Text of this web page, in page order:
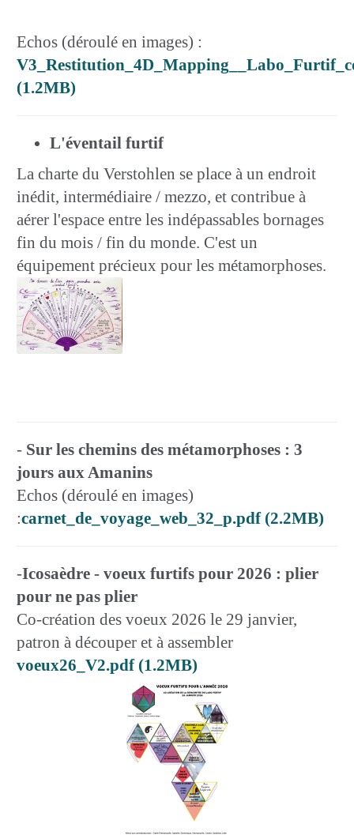
Echos (déroulé en images) :
(1.2MB)
L'éventail furtif
La charte du Verstohlen se place à un endroit
inédit, intermédiaire / mezzo, et contribue à
aérer l'espace entre les indépassables bornages
fin du mois / fin du monde. C'est un
équipement précieux pour les métamorphoses.
- Sur les chemins des métamorphoses : 3
jours aux Amanins
Echos (déroulé en images)
:carnet_de_voyage_web_32_p.pdf (2.2MB)
-Icosaèdre - voeux furtifs pour 2026 : plier
pour ne pas plier
Co-création des voeux 2026 le 29 janvier,
patron à découper et à assembler
voeux26_V2.pdf (1.2MB)